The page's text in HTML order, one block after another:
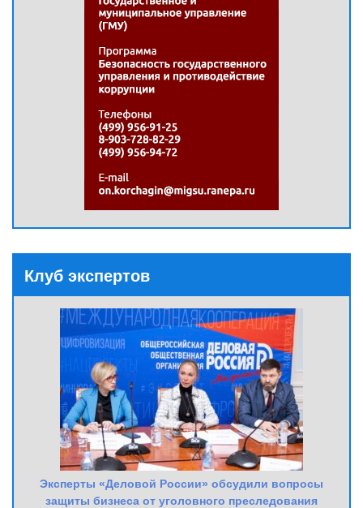
Клуб экспертов
Эксперты «Деловой России» обсудили вопросы
защиты бизнеса от уголовного преследования